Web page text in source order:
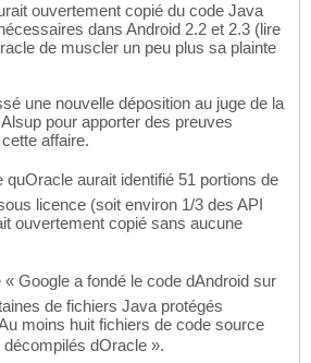
ouvertement copié du code Java
dans Android 2.2 et 2.3 (lire
de muscler un peu plus sa plainte
une nouvelle déposition au juge de la
pour apporter des preuves
affaire.
aurait identifié 51 portions de
licence (soit environ 1/3 des API
ouvertement copié sans aucune
Google a fondé le code dAndroid sur
de fichiers Java protégés
moins huit fichiers de code source
dOracle ».